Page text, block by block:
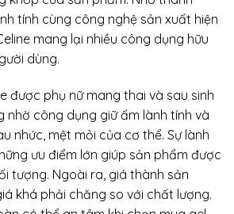
tính cùng công nghệ sản xuất hiện
mang lại nhiều công dụng hữu
dùng.
được phụ nữ mang thai và sau sinh
nhờ công dụng giữ ấm lành tính và
nhức, mệt mỏi của cơ thể. Sự lành
ưu điểm lớn giúp sản phẩm được
tượng. Ngoài ra, giá thành sản
khá phải chăng so với chất lượng.